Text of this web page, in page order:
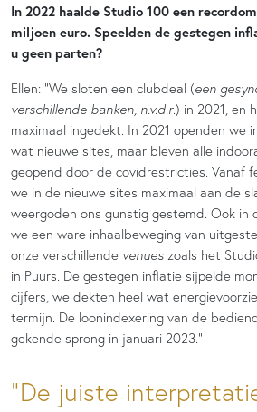
In 2022 haalde Studio 100 een
miljoen euro. Speelden de gestegen
u geen parten?
Ellen: “We sloten een clubdeal (een
verschillende banken, n.v.d.r.) in 2021, en
maximaal ingedekt. In 2021 openden we
wat nieuwe sites, maar bleven alle
geopend door de covidrestricties. Vanaf
we in de nieuwe sites maximaal aan de
weergoden ons gunstig gestemd. Ook in
we een ware inhaalbeweging van
onze verschillende venues zoals het
in Puurs. De gestegen inflatie sijpelde
cijfers, we dekten heel wat
termijn. De loonindexering van de
gekende sprong in januari 2023.”
De juiste